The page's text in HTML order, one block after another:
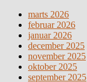
marts 2026
februar 2026
januar 2026
december 2025
november 2025
oktober 2025
september 2025